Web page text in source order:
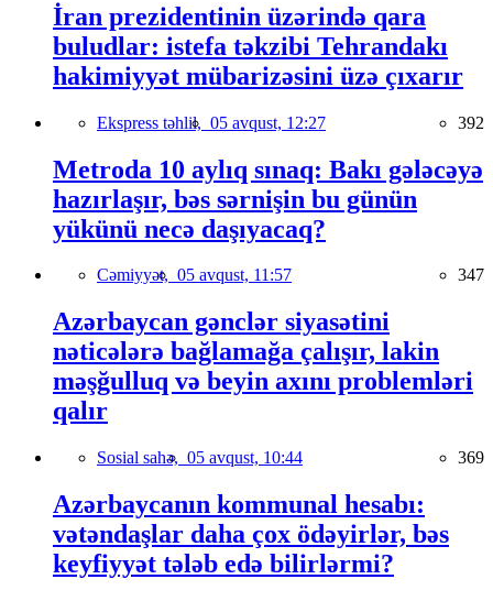
İran prezidentinin üzərində qara
buludlar: istefa təkzibi Tehrandakı
hakimiyyət mübarizəsini üzə çıxarır
Ekspress təhlil, 05 avqust, 12:27 392
Metroda 10 aylıq sınaq: Bakı gələcəyə
hazırlaşır, bəs sərnişin bu günün
yükünü necə daşıyacaq?
Cəmiyyət, 05 avqust, 11:57 347
Azərbaycan gənclər siyasətini
nəticələrə bağlamağa çalışır, lakin
məşğulluq və beyin axını problemləri
qalır
Sosial sahə, 05 avqust, 10:44 369
Azərbaycanın kommunal hesabı:
vətəndaşlar daha çox ödəyirlər, bəs
keyfiyyət tələb edə bilirlərmi?